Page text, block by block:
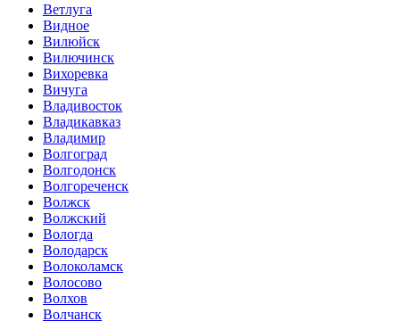
Ветлуга
Видное
Вилюйск
Вилючинск
Вихоревка
Вичуга
Владивосток
Владикавказ
Владимир
Волгоград
Волгодонск
Волгореченск
Волжск
Волжский
Вологда
Володарск
Волоколамск
Волосово
Волхов
Волчанск